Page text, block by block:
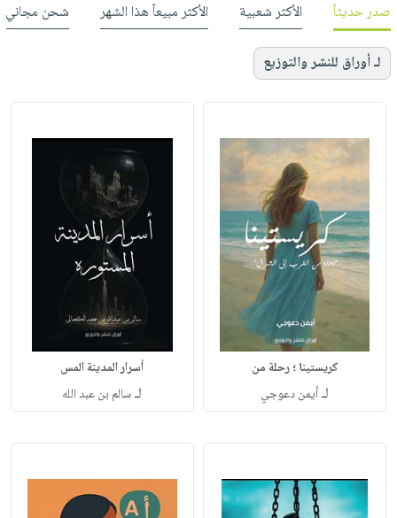
صدر حديثاً الأكثر شعبية الأكثر مبيعاً هذا الشهر شحن مجاني
لـ أوراق للنشر والتوزيع
كريستينا ؛ رحلة من
لـأيمن دعوجي
أسرار المدينة المس
لـسالم بن عبد الله